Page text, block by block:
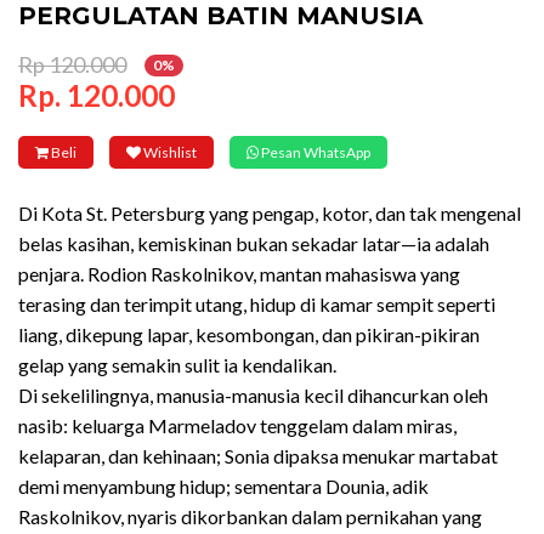
PERGULATAN BATIN MANUSIA
Rp 120.000 0%
Rp. 120.000
Beli Wishlist Pesan WhatsApp
Di Kota St. Petersburg yang pengap, kotor, dan tak mengenal
belas kasihan, kemiskinan bukan sekadar latar—ia adalah
penjara. Rodion Raskolnikov, mantan mahasiswa yang
terasing dan terimpit utang, hidup di kamar sempit seperti
liang, dikepung lapar, kesombongan, dan pikiran-pikiran
gelap yang semakin sulit ia kendalikan.
Di sekelilingnya, manusia-manusia kecil dihancurkan oleh
nasib: keluarga Marmeladov tenggelam dalam miras,
kelaparan, dan kehinaan; Sonia dipaksa menukar martabat
demi menyambung hidup; sementara Dounia, adik
Raskolnikov, nyaris dikorbankan dalam pernikahan yang